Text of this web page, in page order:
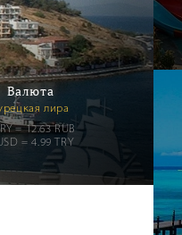
Валюта
лира
= 12.63 RUB
= 4.99 TRY